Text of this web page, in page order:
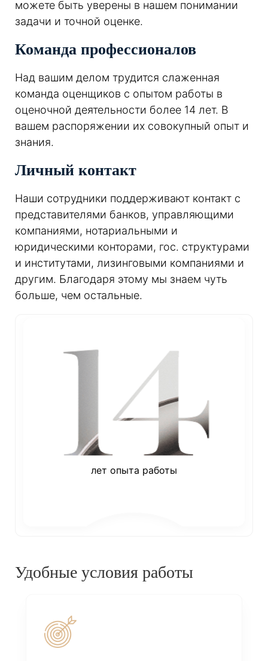
можете быть уверены в нашем понимании
задачи и точной оценке.
Команда профессионалов
Над вашим делом трудится слаженная
команда оценщиков с опытом работы в
оценочной деятельности более 14 лет. В
вашем распоряжении их совокупный опыт и
знания.
Личный контакт
Наши сотрудники поддерживают контакт с
представителями банков, управляющими
компаниями, нотариальными и
юридическими конторами, гос. структурами
и институтами, лизинговыми компаниями и
другим. Благодаря этому мы знаем чуть
больше, чем остальные.
лет опыта работы
Удобные условия работы